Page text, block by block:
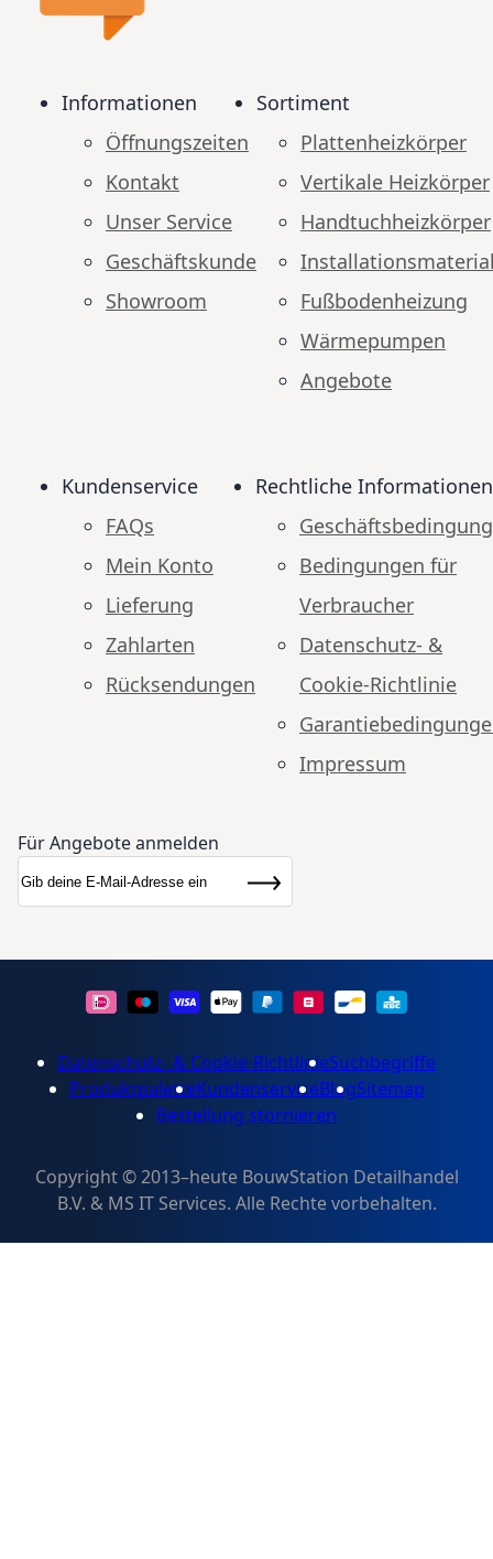
Informationen
Öffnungszeiten
Kontakt
Unser Service
Geschäftskunde
Showroom
Sortiment
Plattenheizkörper
Vertikale Heizkörper
Handtuchheizkörper
Fußbodenheizung
Wärmepumpen
Angebote
Kundenservice
FAQs
Mein Konto
Lieferung
Zahlarten
Rücksendungen
Rechtliche Informationen
Bedingungen für
Verbraucher
Datenschutz- &
Cookie-Richtlinie
Impressum
Für Angebote anmelden
Newsletter
Abonnieren
Datenschutz- & Cookie-RichtlinieSuchbegriffe
ProduktpaletteKundenserviceBlogSitemap
Bestellung stornieren
Copyright © 2013–heute BouwStation Detailhandel
B.V. & MS IT Services. Alle Rechte vorbehalten.